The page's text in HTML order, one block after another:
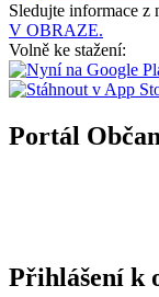
Sledujte informace z
V OBRAZE.
Volně ke stažení:
Portál
Přihlášení k